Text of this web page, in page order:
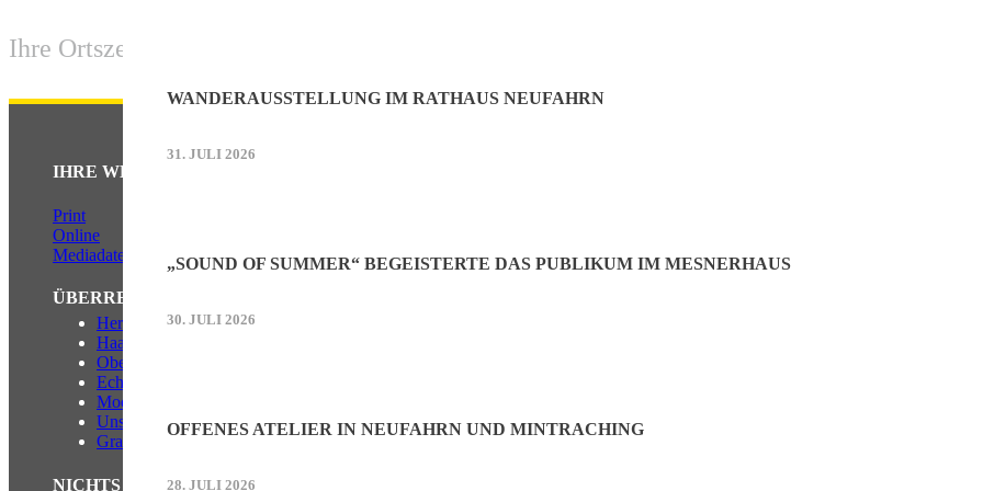
WANDERAUSSTELLUNG IM RATHAUS NEUFAHRN
31. JULI 2026
„SOUND OF SUMMER“ BEGEISTERTE DAS PUBLIKUM IM MESNERHAUS
30. JULI 2026
OFFENES ATELIER IN NEUFAHRN UND MINTRACHING
28. JULI 2026
Ihre Ortszeitung für Neufahrn und die Ortsteile Mintraching, Massenhausen,
IHRE WERBUNG IM NEUFAHRNER ECHO
Print
Online
Mediadaten (PDF)
ÜBERREGIONAL WERBEN:
Herrschinger Spiegel
Haarer Stadt Echo
Oberdinger Kurier
Echinger Echo
Mooskurier
Unser Putzbrunn
Grasbrunner Nachrichten
NICHTS MEHR VERPASSEN!